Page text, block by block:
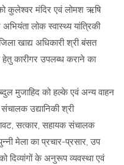
कुलेश्वर मंदिर एवं लोमश ऋषि
लोक स्वास्थ्य यांत्रिकी
खाद्य अधिकारी श्री बंसत
हेतु कारीगर उपलब्ध कराने का
मुजाहिद को हल्के एवं अन्य वाहन
उद्यानिकी श्री
सत्कार, सहायक संचालक
मेला का प्रचार-प्रसार, उप
दिव्यांगों के अनुरूप व्यवस्था एवं